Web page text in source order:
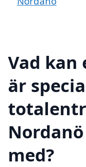
Vad kan
är
med?